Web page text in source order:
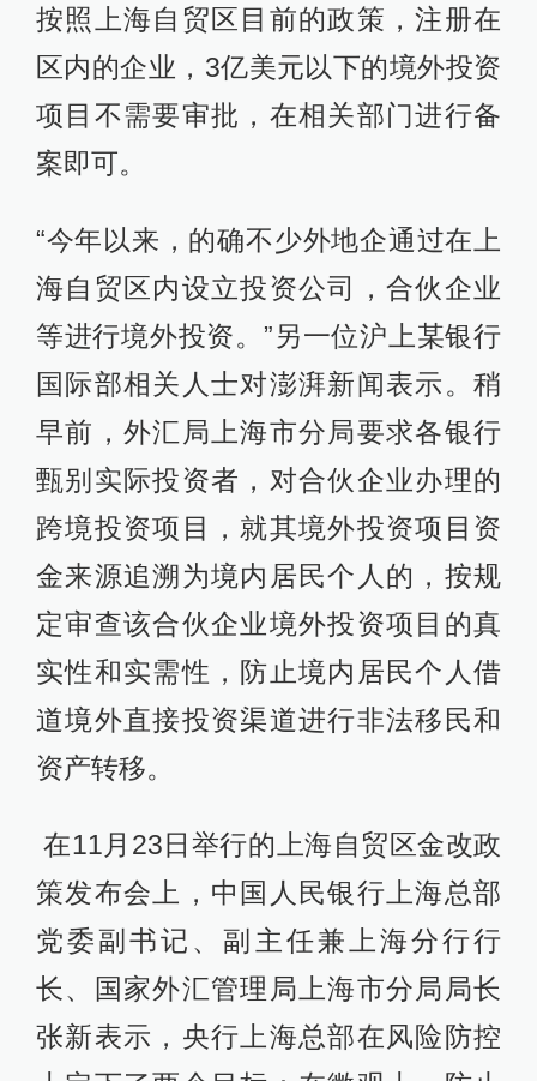
按照上海自贸区目前的政策，注册在
区内的企业，3亿美元以下的境外投资
项目不需要审批，在相关部门进行备
案即可。
“今年以来，的确不少外地企通过在上
海自贸区内设立投资公司，合伙企业
等进行境外投资。”另一位沪上某银行
国际部相关人士对澎湃新闻表示。稍
早前，外汇局上海市分局要求各银行
甄别实际投资者，对合伙企业办理的
跨境投资项目，就其境外投资项目资
金来源追溯为境内居民个人的，按规
定审查该合伙企业境外投资项目的真
实性和实需性，防止境内居民个人借
道境外直接投资渠道进行非法移民和
资产转移。
在11月23日举行的上海自贸区金改政
策发布会上，中国人民银行上海总部
党委副书记、副主任兼上海分行行
长、国家外汇管理局上海市分局局长
张新表示，央行上海总部在风险防控